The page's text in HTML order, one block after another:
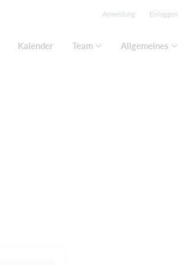
Anmeldung Einloggen
Kalender Team Allgemeines